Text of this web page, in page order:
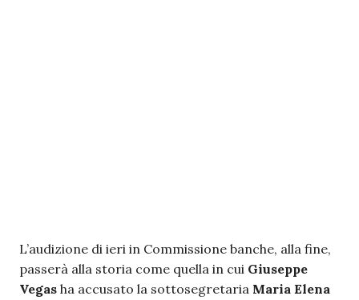
L’audizione di ieri in Commissione banche, alla fine,
passerà alla storia come quella in cui Giuseppe
Vegas ha accusato la sottosegretaria Maria Elena